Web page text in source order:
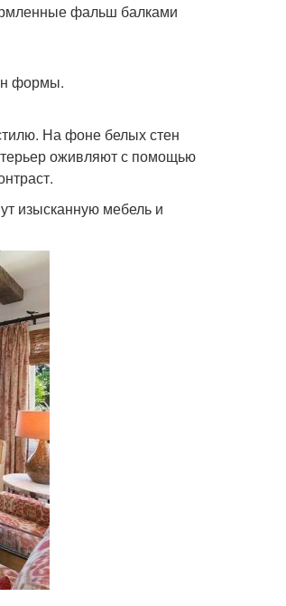
фальш балками
формы.
На фоне белых стен
оживляют с помощью
изысканную мебель и